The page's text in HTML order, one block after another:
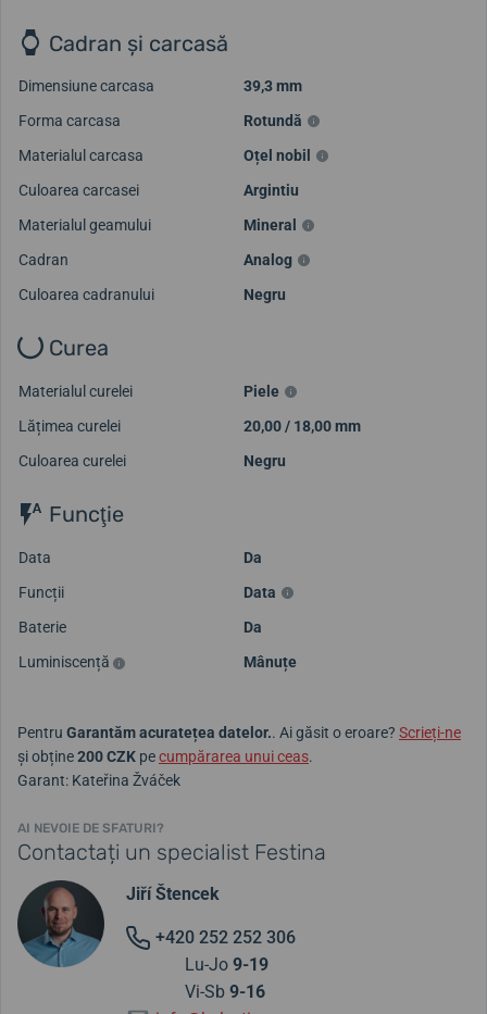
Cadran și carcasă
Dimensiune carcasa
39,3 mm
Forma carcasa
Rotundă
Materialul carcasa
Oțel nobil
Culoarea carcasei
Argintiu
Materialul geamului
Mineral
Cadran
Analog
Culoarea cadranului
Negru
Curea
Materialul curelei
Piele
Lățimea curelei
20,00 / 18,00 mm
Culoarea curelei
Negru
Funcţie
Data
Da
Funcții
Data
Baterie
Da
Luminiscență
Mânuțe
Pentru Garantăm acuratețea datelor.. Ai găsit o eroare? Scrieți-ne
și obține200 CZK pecumpărarea unui ceas.
Garant: Kateřina Žváček
AI NEVOIE DE SFATURI?
Contactați un specialist Festina
Jiří Štencek
+420 252 252 306
Lu-Jo 9-19
Vi-Sb 9-16